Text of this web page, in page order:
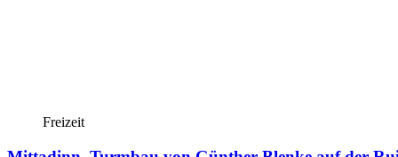
Freizeit